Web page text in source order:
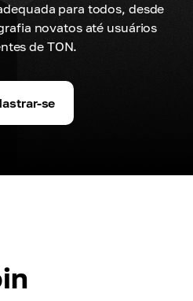
para todos, desde
novatos até usuários
de TON.
se